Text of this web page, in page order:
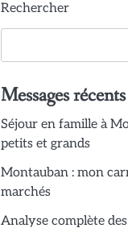
Rechercher
Messages récents
Séjour en famille à
petits et grands
Montauban : mon
marchés
Analyse complète